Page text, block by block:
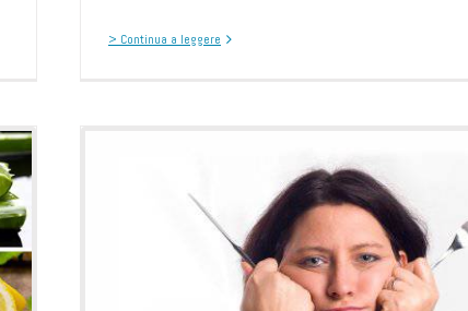
> Continua a leggere
le
ad